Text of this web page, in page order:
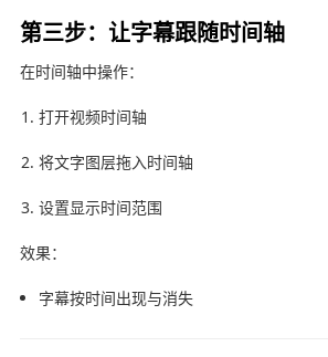
第三步：让字幕跟随时间轴
在时间轴中操作：
打开视频时间轴
将文字图层拖入时间轴
设置显示时间范围
效果：
字幕按时间出现与消失